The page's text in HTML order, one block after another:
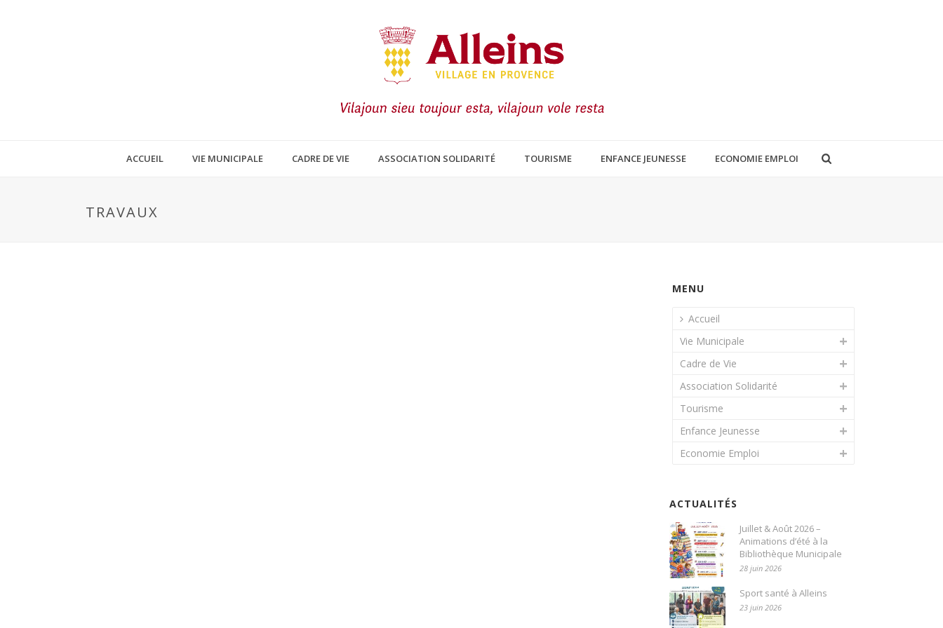
ACCUEIL VIE MUNICIPALE CADRE DE VIE ASSOCIATION SOLIDARITÉ TOURISME ENFANCE JEUNESSE ECONOMIE EMPLOI
TRAVAUX
MENU
Accueil
Vie Municipale
Cadre de Vie
Association Solidarité
Tourisme
Enfance Jeunesse
Economie Emploi
ACTUALITÉS
Juillet & Août 2026 –
Animations d’été à la
Bibliothèque Municipale
28 juin 2026
Sport santé à Alleins
23 juin 2026